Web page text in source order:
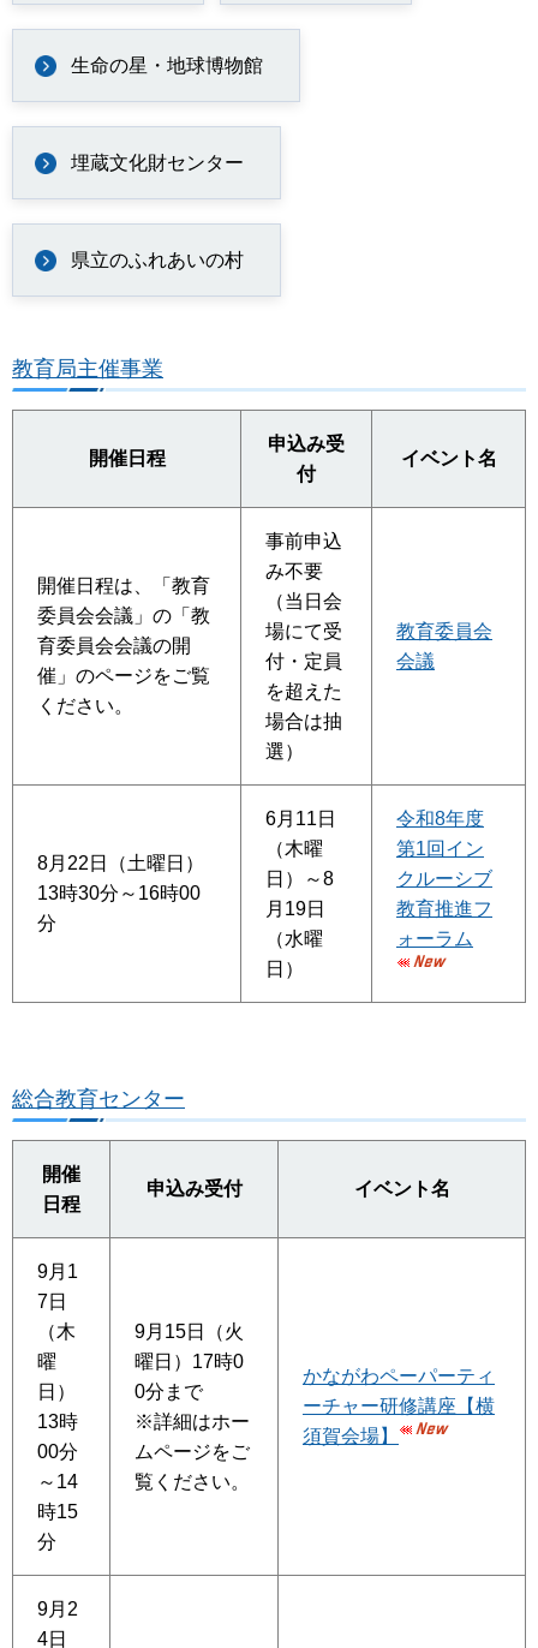
生命の星・地球博物館
埋蔵文化財センター
県立のふれあいの村
教育局主催事業
開催日程
申込み受
付
イベント名
開催日程は、「教育
委員会会議」の「教
育委員会会議の開
催」のページをご覧
ください。
事前申込
み不要
（当日会
場にて受
付・定員
を超えた
場合は抽
選）
教育委員会
会議
8月22日（土曜日）
13時30分～16時00
分
6月11日
（木曜
日）～8
月19日
（水曜
日）
令和8年度
第1回イン
クルーシブ
教育推進フ
ォーラム
総合教育センター
開催
日程
申込み受付 イベント名
9月1
7日
（木
曜
日）
13時
00分
～14
時15
分
9月15日（火
曜日）17時0
0分まで
※詳細はホー
ムページをご
覧ください。
かながわペーパーティ
ーチャー研修講座【横
須賀会場】
9月2
4日